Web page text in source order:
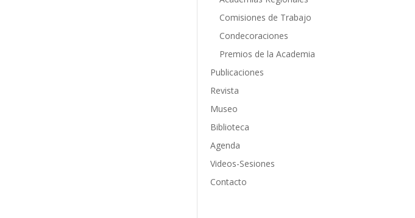
Comisiones de Trabajo
Condecoraciones
Premios de la Academia
Publicaciones
Revista
Museo
Biblioteca
Agenda
Videos-Sesiones
Contacto